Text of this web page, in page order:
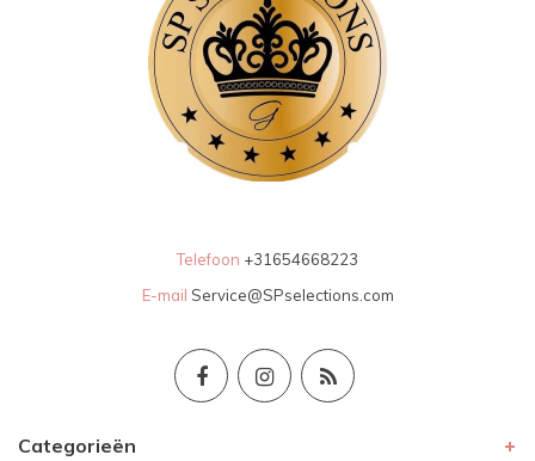
Telefoon +31654668223
E-mail Service@SPselections.com
Categorieën